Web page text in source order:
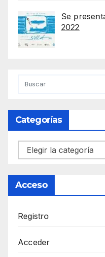
Se
2022
Categorías
Categorías
Acceso
Registro
Acceder